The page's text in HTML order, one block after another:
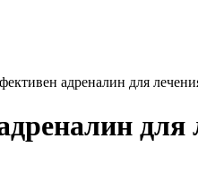
адреналин для
для